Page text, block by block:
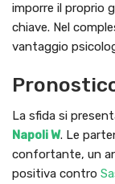
imporre il proprio
chiave. Nel
vantaggio
La sfida si
Napoli W. Le
confortante, un
positiva contro